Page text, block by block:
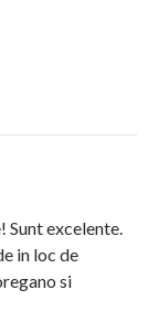
Sunt excelente.
in loc de
si